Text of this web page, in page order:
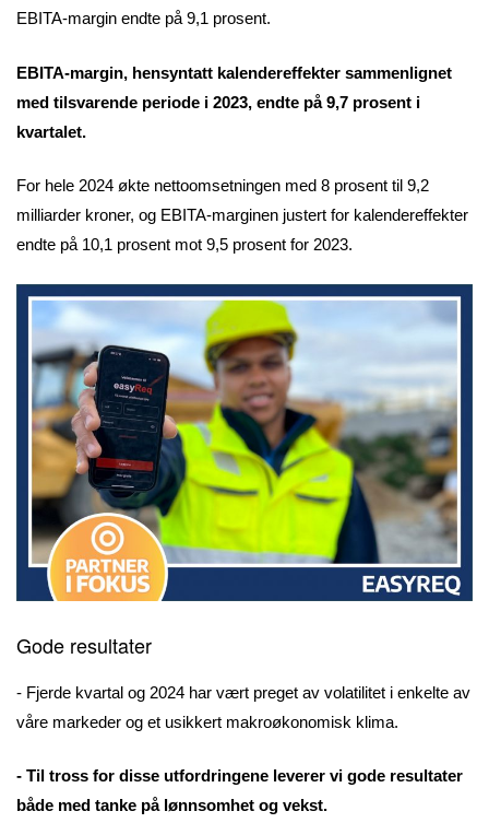
EBITA-margin endte på 9,1 prosent.
EBITA-margin, hensyntatt kalendereffekter sammenlignet
med tilsvarende periode i 2023, endte på 9,7 prosent i
kvartalet.
For hele 2024 økte nettoomsetningen med 8 prosent til 9,2
milliarder kroner, og EBITA-marginen justert for kalendereffekter
endte på 10,1 prosent mot 9,5 prosent for 2023.
Gode resultater
- Fjerde kvartal og 2024 har vært preget av volatilitet i enkelte av
våre markeder og et usikkert makroøkonomisk klima.
- Til tross for disse utfordringene leverer vi gode resultater
både med tanke på lønnsomhet og vekst.